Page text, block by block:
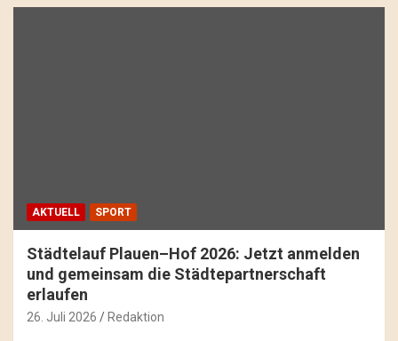
AKTUELL SPORT
Städtelauf Plauen–Hof 2026: Jetzt anmelden
und gemeinsam die Städtepartnerschaft
erlaufen
26. Juli 2026 Redaktion